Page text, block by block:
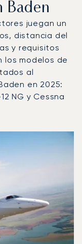
Baden
juegan un
distancia del
y requisitos
los modelos de
al
en 2025:
NG y Cessna
Asientos